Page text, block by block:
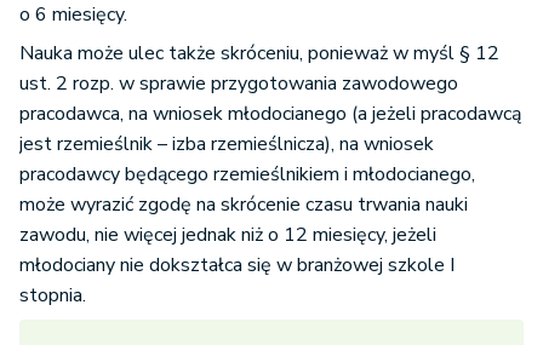
o 6 miesięcy.
Nauka może ulec także skróceniu, ponieważ w myśl § 12
ust. 2 rozp. w sprawie przygotowania zawodowego
pracodawca, na wniosek młodocianego (a jeżeli pracodawcą
jest rzemieślnik – izba rzemieślnicza), na wniosek
pracodawcy będącego rzemieślnikiem i młodocianego,
może wyrazić zgodę na skrócenie czasu trwania nauki
zawodu, nie więcej jednak niż o 12 miesięcy, jeżeli
młodociany nie dokształca się w branżowej szkole I
stopnia.